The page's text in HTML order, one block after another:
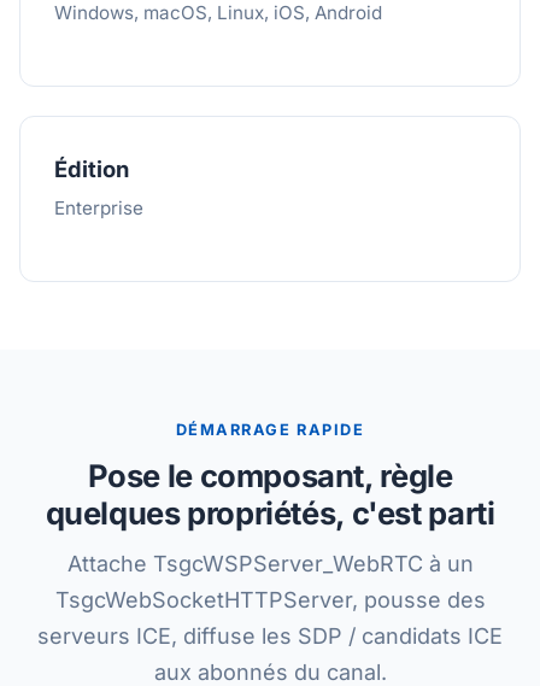
Windows, macOS, Linux, iOS, Android
Édition
Enterprise
DÉMARRAGE RAPIDE
Pose le composant, règle
quelques propriétés, c'est parti
Attache TsgcWSPServer_WebRTC à un
TsgcWebSocketHTTPServer, pousse des
serveurs ICE, diffuse les SDP / candidats ICE
aux abonnés du canal.